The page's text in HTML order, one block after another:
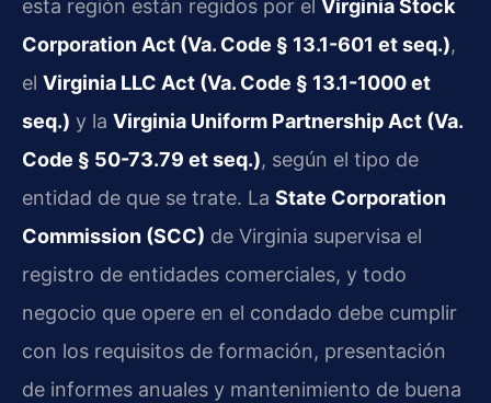
esta región están regidos por el Virginia Stock
Corporation Act (Va. Code § 13.1-601 et seq.),
el Virginia LLC Act (Va. Code § 13.1-1000 et
seq.) y la Virginia Uniform Partnership Act (Va.
Code § 50-73.79 et seq.), según el tipo de
entidad de que se trate. La State Corporation
Commission (SCC) de Virginia supervisa el
registro de entidades comerciales, y todo
negocio que opere en el condado debe cumplir
con los requisitos de formación, presentación
de informes anuales y mantenimiento de buena